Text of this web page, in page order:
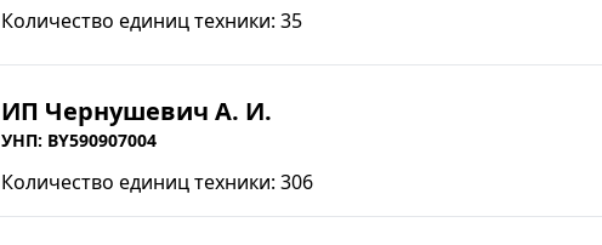
Количество единиц техники: 35
ИП Чернушевич А. И.
УНП: BY590907004
Количество единиц техники: 306